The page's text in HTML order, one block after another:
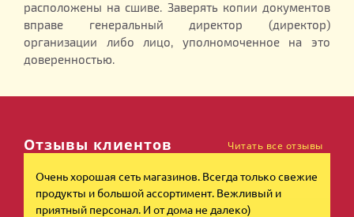
расположены на сшиве. Заверять копии документов
вправе генеральный директор (директор)
организации либо лицо, уполномоченное на это
доверенностью.
Отзывы клиентов Читать все отзывы
Очень хорошая сеть магазинов. Всегда только свежие
продукты и большой ассортимент. Вежливый и
приятный персонал. И от дома не далеко)